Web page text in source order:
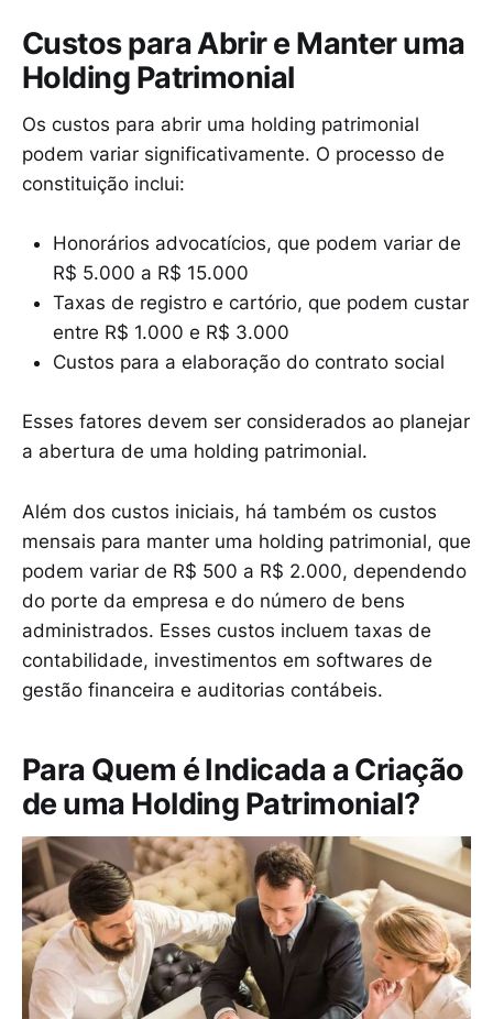
Custos para Abrir e Manter uma
Holding Patrimonial
Os custos para abrir uma holding patrimonial
podem variar significativamente. O processo de
constituição inclui:
Honorários advocatícios, que podem variar de
R$ 5.000 a R$ 15.000
Taxas de registro e cartório, que podem custar
entre R$ 1.000 e R$ 3.000
Custos para a elaboração do contrato social
Esses fatores devem ser considerados ao planejar
a abertura de uma holding patrimonial.
Além dos custos iniciais, há também os custos
mensais para manter uma holding patrimonial, que
podem variar de R$ 500 a R$ 2.000, dependendo
do porte da empresa e do número de bens
administrados. Esses custos incluem taxas de
contabilidade, investimentos em softwares de
gestão financeira e auditorias contábeis.
Para Quem é Indicada a Criação
de uma Holding Patrimonial?